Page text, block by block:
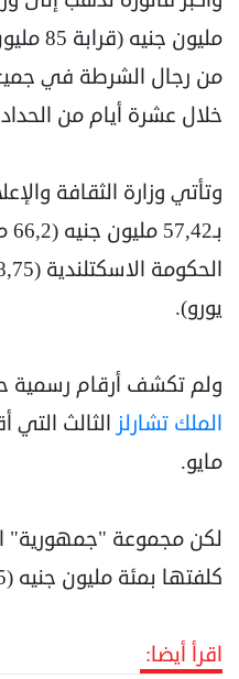
مليون
من رجال الشرطة في جميع
خلال عشرة أيام من
وتأتي وزارة الثقافة
يورو).
ولم تكشف أرقام رسمية
الملك تشارلز الثالث
مايو.
لكن مجموعة "جمهورية"
كلفتها بمئة مليون جنيه (115 مليون يورو) على الأقل.
اقرأ أيضا: